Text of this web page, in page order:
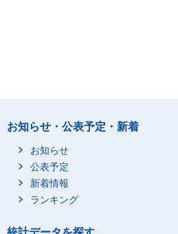
お知らせ・公表予定・新着
お知らせ
公表予定
新着情報
ランキング